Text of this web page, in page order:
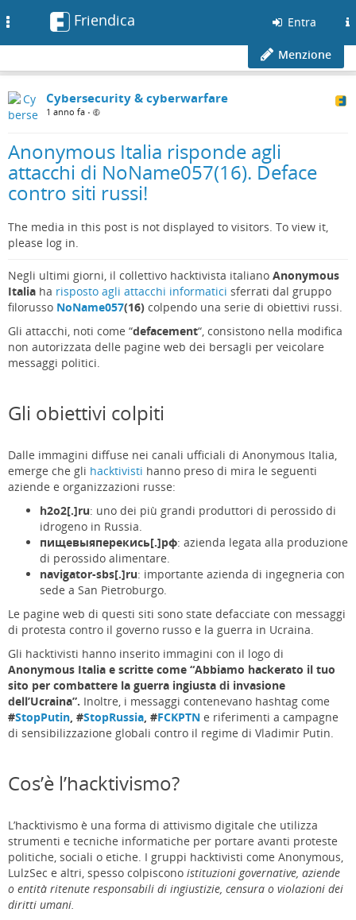
Friendica Entra
Menzione
Cybersecurity & cyberwarfare
1 anno fa •
Anonymous Italia risponde agli
attacchi di NoName057(16). Deface
contro siti russi!
The media in this post is not displayed to visitors. To view it,
please log in.
Negli ultimi giorni, il collettivo hacktivista italiano Anonymous
Italia ha risposto agli attacchi informatici sferrati dal gruppo
filorusso NoName057(16) colpendo una serie di obiettivi russi.
Gli attacchi, noti come “defacement“, consistono nella modifica
non autorizzata delle pagine web dei bersagli per veicolare
messaggi politici.
Gli obiettivi colpiti
Dalle immagini diffuse nei canali ufficiali di Anonymous Italia,
emerge che gli hacktivisti hanno preso di mira le seguenti
aziende e organizzazioni russe:
h2o2[.]ru: uno dei più grandi produttori di perossido di
idrogeno in Russia.
пищевыяперекись[.]рф: azienda legata alla produzione
di perossido alimentare.
navigator-sbs[.]ru: importante azienda di ingegneria con
sede a San Pietroburgo.
Le pagine web di questi siti sono state defacciate con messaggi
di protesta contro il governo russo e la guerra in Ucraina.
Gli hacktivisti hanno inserito immagini con il logo di
Anonymous Italia e scritte come “Abbiamo hackerato il tuo
sito per combattere la guerra ingiusta di invasione
dell’Ucraina”. Inoltre, i messaggi contenevano hashtag come
#StopPutin, #StopRussia, #FCKPTN e riferimenti a campagne
di sensibilizzazione globali contro il regime di Vladimir Putin.
Cos’è l’hacktivismo?
L’hacktivismo è una forma di attivismo digitale che utilizza
strumenti e tecniche informatiche per portare avanti proteste
politiche, sociali o etiche. I gruppi hacktivisti come Anonymous,
LulzSec e altri, spesso colpiscono istituzioni governative, aziende
o entità ritenute responsabili di ingiustizie, censura o violazioni dei
diritti umani.